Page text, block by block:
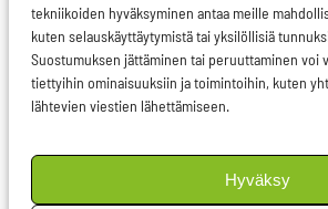
tekniikoiden hyväksyminen antaa meille
kuten selauskäyttäytymistä tai yksilöllisiä
Suostumuksen jättäminen tai peruuttaminen voi
tiettyihin ominaisuuksiin ja toimintoihin, kuten
lähtevien viestien lähettämiseen.
Hyväksy
Kilpailu
resursseista vain
kiihtyy – voittaja on
joka osaa tehdä
vähemmästä
enemmän.